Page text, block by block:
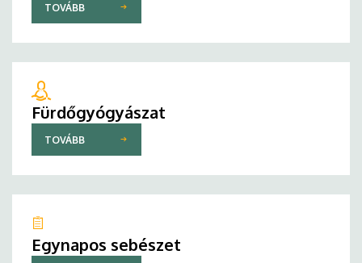
TOVÁBB
Fürdőgyógyászat
TOVÁBB
Egynapos sebészet